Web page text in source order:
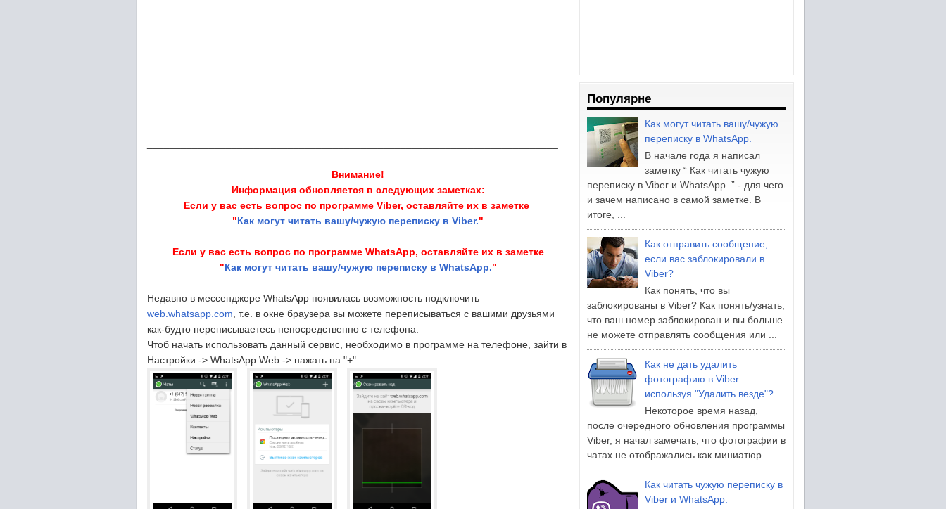
Внимание!
Информация обновляется в следующих заметках:
Если у вас есть вопрос по программе Viber, оставляйте их в заметке
"Как могут читать вашу/чужую переписку в Viber."
Если у вас есть вопрос по программе WhatsApp, оставляйте их в заметке
"Как могут читать вашу/чужую переписку в WhatsApp."
Недавно в мессенджере WhatsApp появилась возможность подключить
web.whatsapp.com , т.е. в окне браузера вы можете переписываться с вашими друзьями
как-будто переписываетесь непосредственно с телефона.
Чтоб начать использовать данный сервис, необходимо в программе на телефоне, зайти в
Настройки -> WhatsApp Web -> нажать на "+".
Популярне
Как могут читать вашу/чужую
переписку в WhatsApp.
В начале года я написал
заметку “ Как читать чужую
переписку в Viber и WhatsApp. ” - для чего
и зачем написано в самой заметке. В
итоге, ...
Как отправить сообщение,
если вас заблокировали в
Viber?
Как понять, что вы
заблокированы в Viber? Как понять/узнать,
что ваш номер заблокирован и вы больше
не можете отправлять сообщения или ...
Как не дать удалить
фотографию в Viber
используя "Удалить везде"?
Некоторое время назад,
после очередного обновления программы
Viber, я начал замечать, что фотографии в
чатах не отображались как миниатюр...
Как читать чужую переписку в
Viber и WhatsApp.